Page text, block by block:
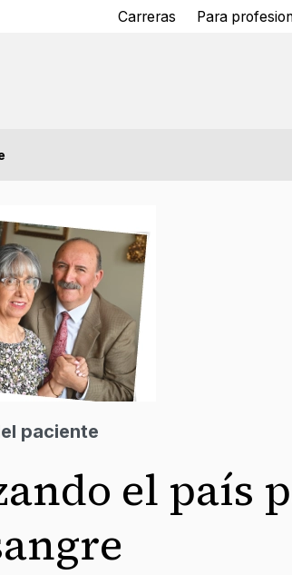
Carreras Para
paciente
el país